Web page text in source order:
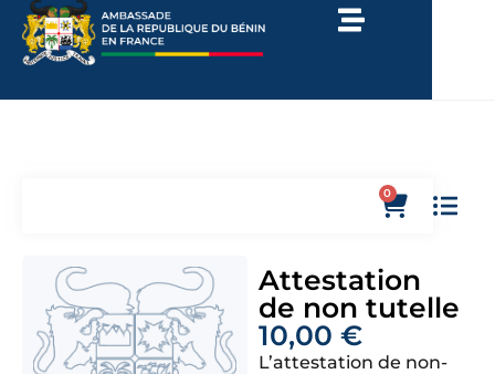
0
Attestation
de non tutelle
10,00 €
L’attestation de non-